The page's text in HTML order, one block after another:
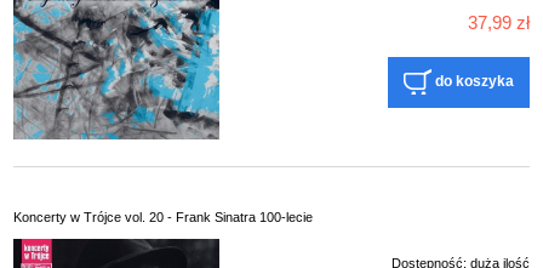
37,99 zł
do koszyka
Koncerty w Trójce vol. 20 - Frank Sinatra 100-lecie
Dostępność: duża ilość